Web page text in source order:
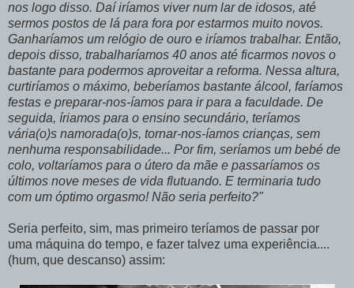
nos logo disso. Daí iríamos viver num lar de idosos, até
sermos postos de lá para fora por estarmos muito novos.
Ganharíamos um relógio de ouro e iríamos trabalhar. Então,
depois disso, trabalharíamos 40 anos até ficarmos novos o
bastante para podermos aproveitar a reforma. Nessa altura,
curtiríamos o máximo, beberíamos bastante álcool, faríamos
festas e preparar-nos-íamos para ir para a faculdade. De
seguida, íriamos para o ensino secundário, teríamos
vária(o)s namorada(o)s, tornar-nos-íamos crianças, sem
nenhuma responsabilidade... Por fim, seríamos um bebé de
colo, voltaríamos para o útero da mãe e passaríamos os
últimos nove meses de vida flutuando. E terminaria tudo
com um óptimo orgasmo! Não seria perfeito?"
Seria perfeito, sim, mas primeiro teríamos de passar por
uma máquina do tempo, e fazer talvez uma experiência....
(hum, que descanso) assim: